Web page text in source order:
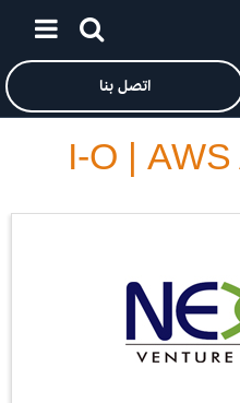
انتقل إلى المحتوى الرئيسي
أمازون على الويب» الرئيسية
اتصل بنا